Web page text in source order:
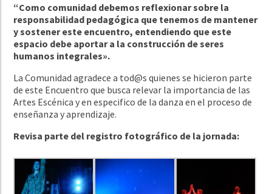
“Como comunidad debemos reflexionar sobre la
responsabilidad pedagógica que tenemos de mantener
y sostener este encuentro, entendiendo que este
espacio debe aportar a la construcción de seres
humanos integrales».
La Comunidad agradece a tod@s quienes se hicieron parte
de este Encuentro que busca relevar la importancia de las
Artes Escénica y en especifico de la danza en el proceso de
enseñanza y aprendizaje.
Revisa parte del registro fotográfico de la jornada: